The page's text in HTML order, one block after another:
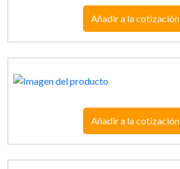
Añadir a la cotización
Añadir a la cotización